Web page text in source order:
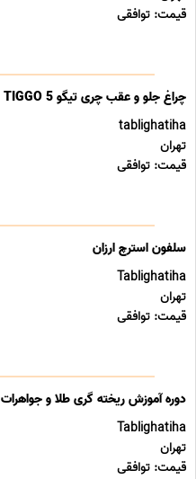
قیمت: توافقی
چراغ جلو و عقب چری تیگو CHERY TIGGO 5
tablighatiha
تهران
قیمت: توافقی
سلفون استرچ ارزان
Tablighatiha
تهران
قیمت: توافقی
دوره آموزش ریخته گری طلا و جواهرات
Tablighatiha
تهران
قیمت: توافقی